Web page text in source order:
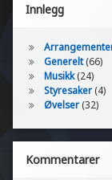
Innlegg
Generelt(66)
Musikk(24)
Styresaker(4)
Øvelser(32)
Kommentarer